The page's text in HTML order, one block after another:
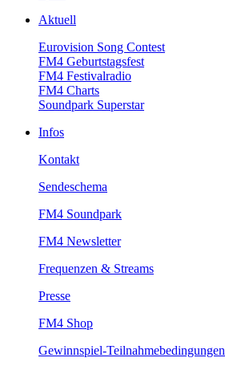
Aktuell
EurovisionSongContest
FM4Geburtstagsfest
FM4Festivalradio
FM4Charts
SoundparkSuperstar
Infos
Kontakt
Sendeschema
FM4Soundpark
FM4Newsletter
Frequenzen&Streams
Presse
FM4Shop
Gewinnspiel-Teilnahmebedingungen